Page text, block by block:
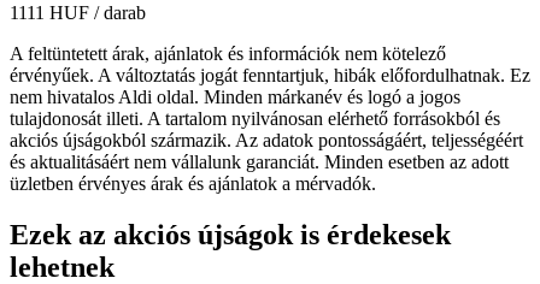
1111 HUF / darab
A feltüntetett árak, ajánlatok és információk nem kötelező
érvényűek. A változtatás jogát fenntartjuk, hibák előfordulhatnak. Ez
nem hivatalos Aldi oldal. Minden márkanév és logó a jogos
tulajdonosát illeti. A tartalom nyilvánosan elérhető forrásokból és
akciós újságokból származik. Az adatok pontosságáért, teljességéért
és aktualitásáért nem vállalunk garanciát. Minden esetben az adott
üzletben érvényes árak és ajánlatok a mérvadók.
Ezek az akciós újságok is érdekesek
lehetnek